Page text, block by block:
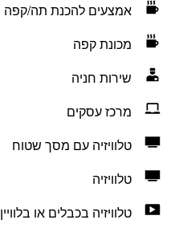
אמצעים להכנת תה/קפה
מכונת קפה
שירות חניה
מרכז עסקים
טלוויזיה עם מסך שטוח
טלוויזיה
טלוויזיה בכבלים או בלוויין